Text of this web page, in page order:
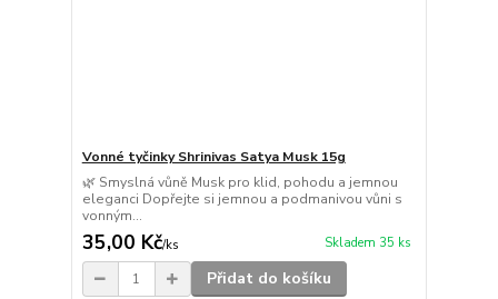
Vonné tyčinky Shrinivas Satya Musk 15g
🌿 Smyslná vůně Musk pro klid, pohodu a jemnou
eleganci Dopřejte si jemnou a podmanivou vůni s
vonným...
35,00 Kč/ks Skladem 35 ks
Přidat do košíku